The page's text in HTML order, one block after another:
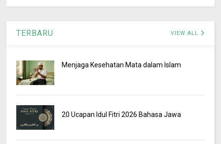
TERBARU VIEW ALL
Menjaga Kesehatan Mata dalam Islam
20 Ucapan Idul Fitri 2026 Bahasa Jawa